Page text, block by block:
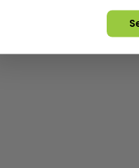
Terpelihara © 2026. Star